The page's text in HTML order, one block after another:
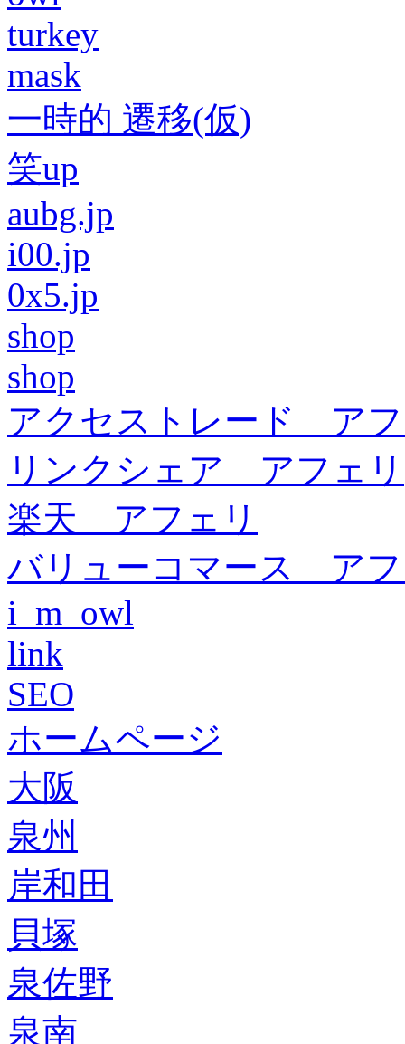
turkey
mask
一時的 遷移(仮)
笑up
aubg.jp
i00.jp
0x5.jp
shop
shop
アクセストレード ア
リンクシェア アフェリ
楽天 アフェリ
バリューコマース ア
i_m_owl
link
SEO
ホームページ
大阪
泉州
岸和田
貝塚
泉佐野
泉南